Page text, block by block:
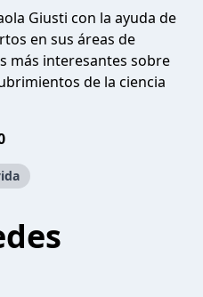
Giusti con la ayuda de
en sus áreas de
más interesantes sobre
de la ciencia